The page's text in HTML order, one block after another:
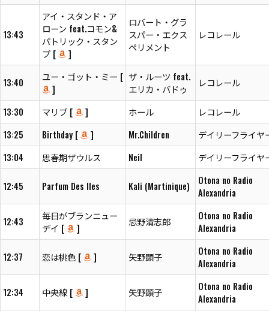
13:43
アイ・スタンド・ア
ローン feat.コモン&
パトリック・スタン
プ [
]
ロバート・グラ
スパー・エクス
ペリメント
レコレール
13:40
ユー・ゴット・ミー [
]
ザ・ルーツ feat.
エリカ・バドゥ
レコレール
13:30 マリブ [ ] ホール
レコレール
13:25
Birthday [ ] Mr.Children
デイリーフライヤ
13:04
思春期ザウルス Neil デイリーフライヤ
12:45 Parfum Des Iles Kali (Martinique)
Otona no Radio
Alexandria
12:43
毎日がブランニュー
デイ [
]
忌野清志郎
Otona no Radio
Alexandria
12:37 恋は桃色 [ ] 矢野顕子
Otona no Radio
Alexandria
12:34 中央線 [ ] 矢野顕子
Otona no Radio
Alexandria